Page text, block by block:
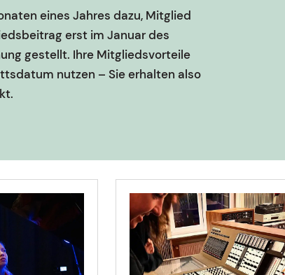
eines Jahres dazu, Mitglied
erst im Januar des
gestellt. Ihre Mitgliedsvorteile
nutzen – Sie erhalten also